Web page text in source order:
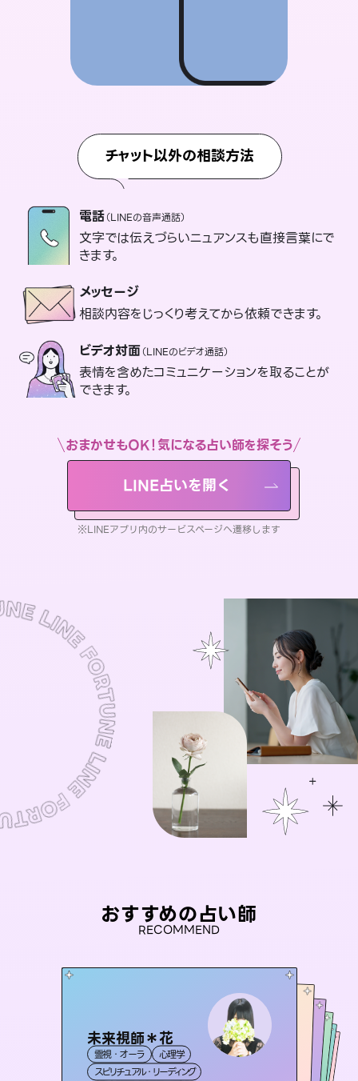
チャット以外の相談方法
電話（LINEの音声通話）
文字では伝えづらいニュアンスも直接言葉にで
きます。
メッセージ
相談内容をじっくり考えてから依頼できます。
ビデオ対面（LINEのビデオ通話）
表情を含めたコミュニケーションを取ることが
できます。
おまかせもOK！気になる占い師を探そう
LINE占いを開く
※LINEアプリ内のサービスページへ遷移します
おすすめの占い師
RECOMMEND
未来視師＊花
霊視・オーラ
心理学
スピリチュアル・リーディング
おう 霊感オラクル
霊視・オーラ
オラクルカード
アイリス -iris-
西洋占星術 タロット
ルーン
セラピスト理恵
霊視・オーラ
彗望
霊視・オーラ
桃源珠羽
霊視・オーラ